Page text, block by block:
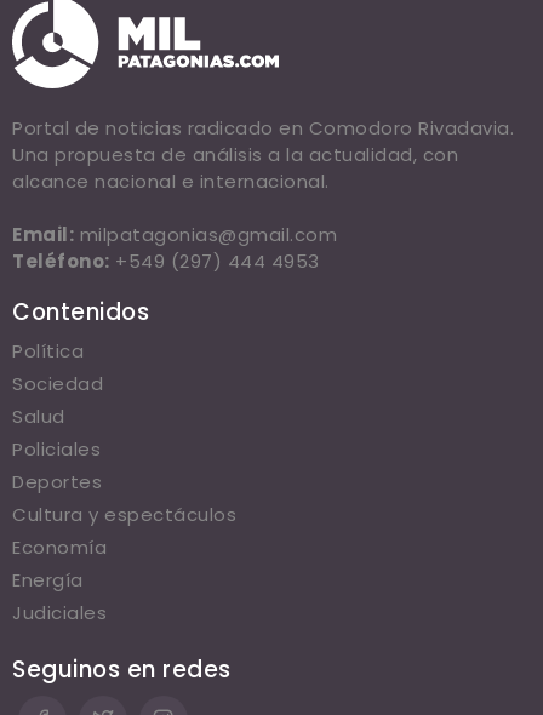
Portal de noticias radicado en Comodoro Rivadavia.
Una propuesta de análisis a la actualidad, con
alcance nacional e internacional.
Email: milpatagonias@gmail.com
Teléfono: +549 (297) 444 4953
Contenidos
Política
Sociedad
Salud
Policiales
Deportes
Cultura y espectáculos
Economía
Energía
Judiciales
Seguinos en redes